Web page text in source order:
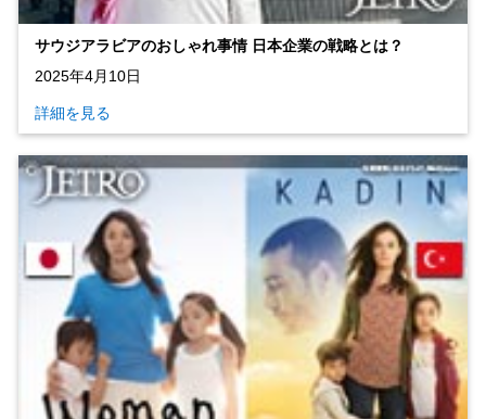
サウジアラビアのおしゃれ事情 日本企業の戦略とは？
2025年4月10日
詳細を見る